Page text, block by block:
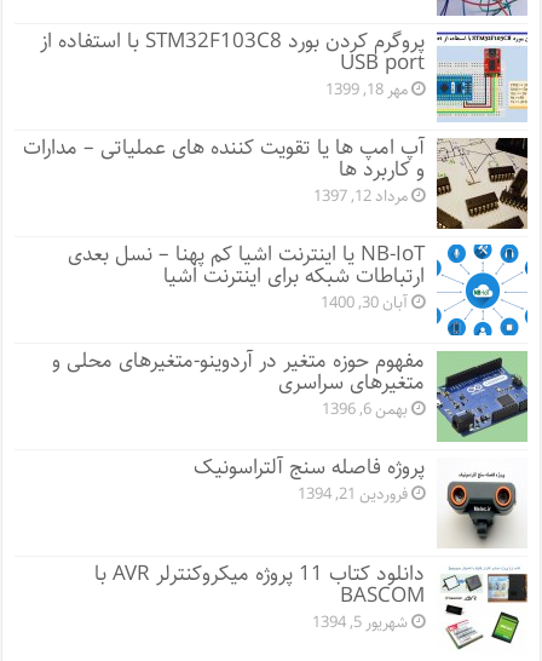
پروگرم کردن بورد STM32F103C8 با استفاده از
USB port
مهر 18, 1399
آپ امپ ها یا تقویت کننده های عملیاتی – مدارات
و کاربرد ها
مرداد 12, 1397
NB-IoT یا اینترنت اشیا کم پهنا – نسل بعدی
ارتباطات شبکه برای اینترنت اشیا
آبان 30, 1400
مفهوم حوزه متغیر در آردوینو-متغیرهای محلی و
متغیرهای سراسری
بهمن 6, 1396
پروژه فاصله سنج آلتراسونیک
فروردین 21, 1394
دانلود کتاب 11 پروژه میکروکنترلر AVR با
BASCOM
شهریور 5, 1394